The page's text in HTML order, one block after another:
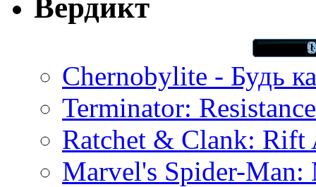
Вердикт
Chernobylite - Будь
Terminator:
Ratchet & Clank: Rift
Marvel's Spider-Man: